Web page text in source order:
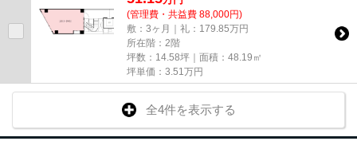
(管理費・共益費 88,000円)
敷：3ヶ月｜礼：179.85万円
所在階：2階
坪数：14.58坪｜面積：48.19㎡
坪単価： 3.51 万円
全4件を表示する